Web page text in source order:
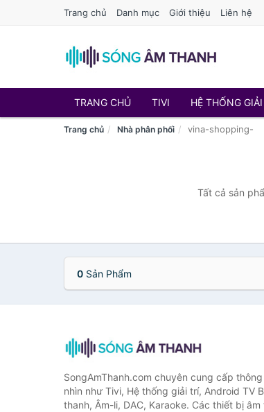
Trang chủ Danh mục Giới thiệu Liên hệ
TRANG CHỦ TIVI HỆ THỐNG
Trang chủ Nhà phân phối vina-shopping-
Tất cả sản
0 Sản Phẩm
SongAmThanh.com chuyên cung cấp
nhìn như Tivi, Hệ thống giải trí, Android TV
thanh, Âm-li, DAC, Karaoke. Các thiết bị